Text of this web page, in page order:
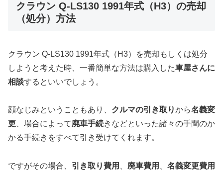
クラウン Q-LS130 1991年式（H3）の売却
（処分）方法
クラウン Q-LS130 1991年式（H3）を売却もしくは処分
しようと考えた時、一番簡単な方法は購入した車屋さんに
相談するといいでしょう。
顔なじみということもあり、 クルマの引き取りから名義変
更 、場合によって廃車手続きなどといった諸々の手間のか
かる手続きをすべて引き受けてくれます。
ですがその場合、 引き取り費用 廃車費用
名義変更費用